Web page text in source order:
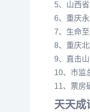
5、山西
6、重庆
7、生命
8、重庆
9、直击
10、市监
11、票房
天天成